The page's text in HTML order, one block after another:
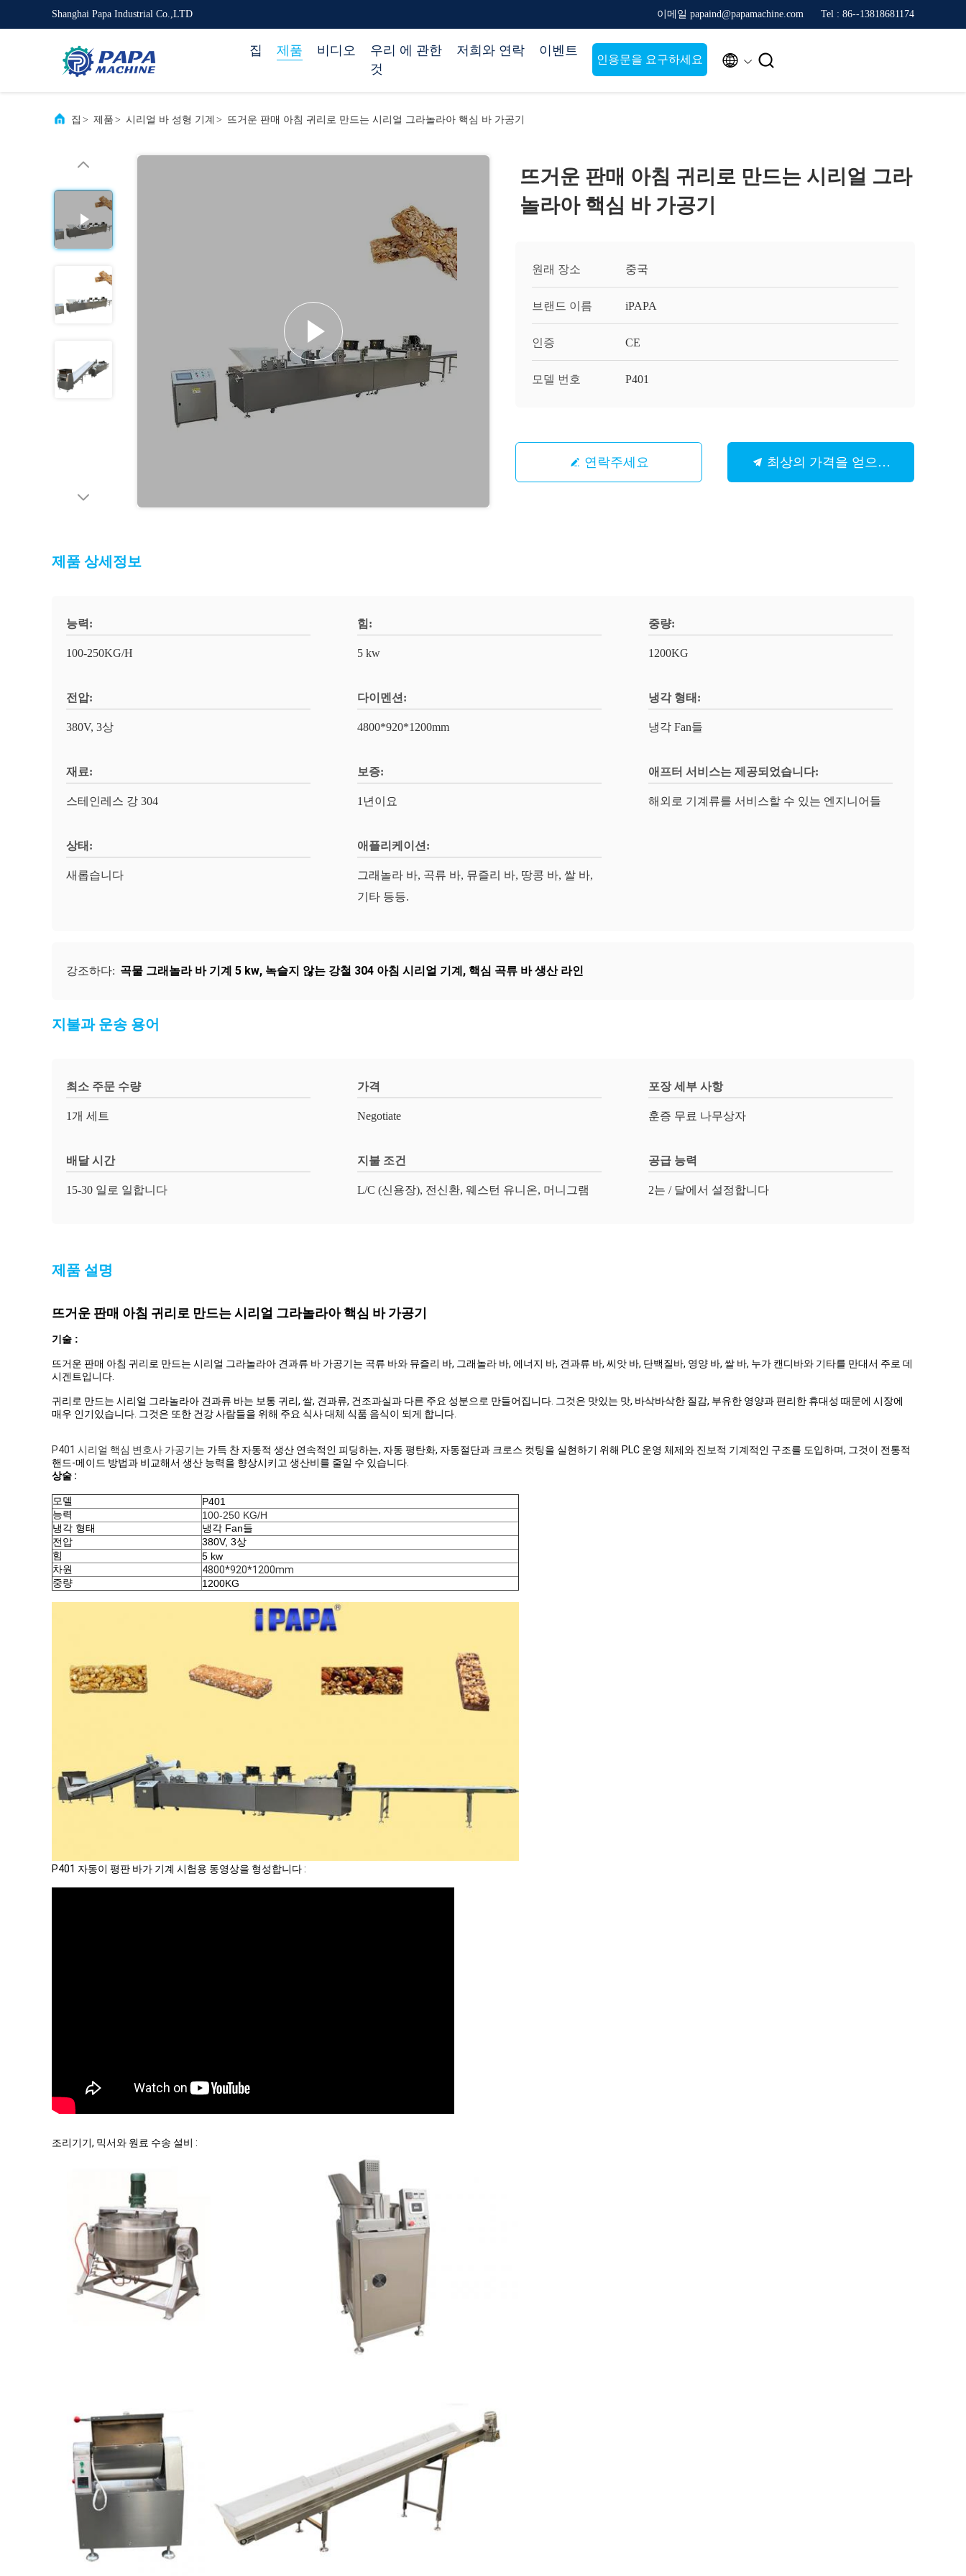
Shanghai Papa Industrial Co.,LTD 이메일 papaind@papamachine.com Tel : 86--13818681174
집 제품 비디오
우리 에 관한
것
저희와 연락 이벤트
인용문을 요구하세요  
집 > 제품 > 시리얼 바 성형 기계 > 뜨거운 판매 아침 귀리로 만드는 시리얼 그라놀라아 핵심 바 가공기
뜨거운 판매 아침 귀리로 만드는 시리얼 그라
놀라아 핵심 바 가공기
원래 장소 중국
브랜드 이름 iPAPA
인증 CE
모델 번호 P401
연락주세요 최상의 가격을 얻으세요
제품 상세정보
능력:
100-250KG/H
힘:
5 kw
중량:
1200KG
전압:
380V, 3상
다이멘션:
4800*920*1200mm
냉각 형태:
냉각 Fan들
재료:
스테인레스 강 304
보증:
1년이요
애프터 서비스는 제공되었습니다:
해외로 기계류를 서비스할 수 있는 엔지니어들
상태:
새롭습니다
애플리케이션:
그래놀라 바, 곡류 바, 뮤즐리 바, 땅콩 바, 쌀 바,
기타 등등.
강조하다: 곡물 그래놀라 바 기계 5 kw, 녹슬지 않는 강철 304 아침 시리얼 기계, 핵심 곡류 바 생산 라인
지불과 운송 용어
최소 주문 수량
1개 세트
가격
Negotiate
포장 세부 사항
훈증 무료 나무상자
배달 시간
15-30 일로 일합니다
지불 조건
L/C (신용장), 전신환, 웨스턴 유니온, 머니그램
공급 능력
2는 / 달에서 설정합니다
제품 설명
뜨거운 판매 아침 귀리로 만드는 시리얼 그라놀라아 핵심 바 가공기
기술 :
뜨거운 판매 아침 귀리로 만드는 시리얼 그라놀라아 견과류 바 가공기는 곡류 바와 뮤즐리 바, 그래놀라 바, 에너지 바, 견과류 바, 씨앗 바, 단백질바, 영양 바, 쌀 바, 누가 캔디바와 기타를 만대서 주로 데
시겐트입니다.
귀리로 만드는 시리얼 그라놀라아 견과류 바는 보통 귀리, 쌀, 견과류, 건조과실과 다른 주요 성분으로 만들어집니다. 그것은 맛있는 맛, 바삭바삭한 질감, 부유한 영양과 편리한 휴대성 때문에 시장에
매우 인기있습니다. 그것은 또한 건강 사람들을 위해 주요 식사 대체 식품 음식이 되게 합니다.
P401 시리얼 핵심 변호사 가공기는 가득 찬 자동적 생산 연속적인 피딩하는, 자동 평탄화, 자동절단과 크로스 컷팅을 실현하기 위해 PLC 운영 체제와 진보적 기계적인 구조를 도입하며, 그것이 전통적
핸드-메이드 방법과 비교해서 생산 능력을 향상시키고 생산비를 줄일 수 있습니다.
상술 :
모델
P401
능력
100-250 KG/H
냉각 형태
냉각 Fan들
전압
380V, 3상
힘
5 kw
차원
4800*920*1200mm
중량
1200KG
P401 자동이 평판 바가 기계 시험용 동영상을 형성합니다 :
조리기기, 믹서와 원료 수송 설비 :